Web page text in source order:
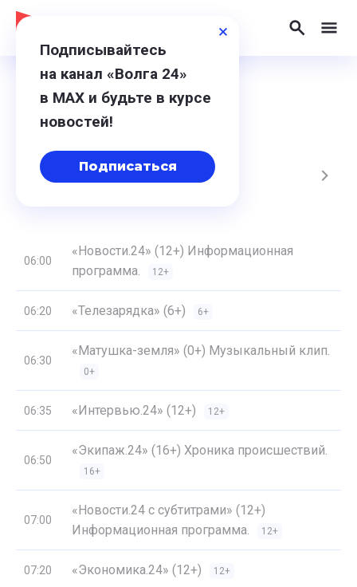
Программа
14, Пт 15, Сб 25, Пн
06:00
«Новости.24» (12+) Информационная
программа.
12+
06:20 «Телезарядка» (6+) 6+
06:30
«Матушка-земля» (0+) Музыкальный клип.
0+
06:35 «Интервью.24» (12+) 12+
06:50
«Экипаж.24» (16+) Хроника происшествий.
16+
07:00
«Новости.24 с субтитрами» (12+)
Информационная программа.
12+
07:20 «Экономика.24» (12+) 12+
Подписывайтесь
на канал «Волга 24»
в МАХ и будьте в курсе
новостей!
Подписаться